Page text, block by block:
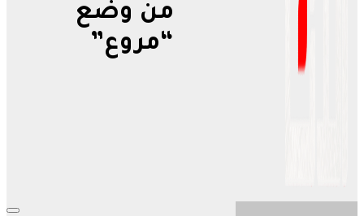
من وضع
“مروع”